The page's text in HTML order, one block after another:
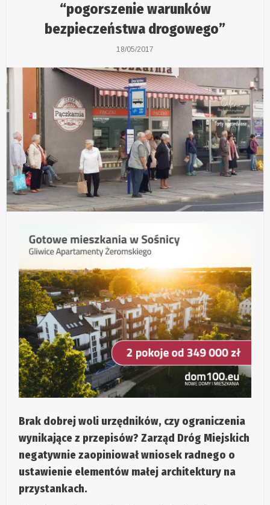
“pogorszenie warunków
bezpieczeństwa drogowego”
18/05/2017
Brak dobrej woli urzędników, czy ograniczenia
wynikające z przepisów? Zarząd Dróg Miejskich
negatywnie zaopiniował wniosek radnego o
ustawienie elementów małej architektury na
przystankach.